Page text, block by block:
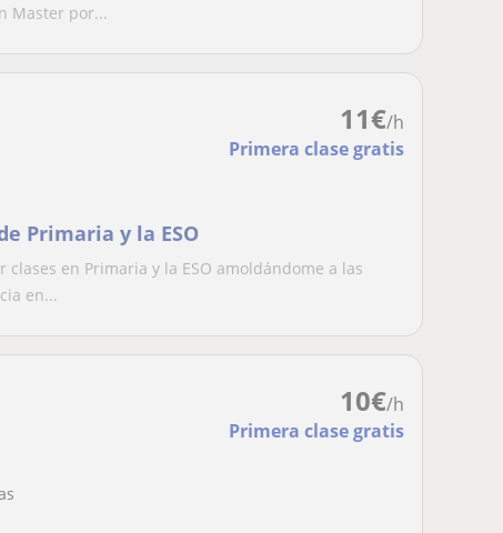
Master por...
11€/h
Primera clase gratis
Primaria y la ESO
en Primaria y la ESO amoldándome a las
en...
10€/h
Primera clase gratis